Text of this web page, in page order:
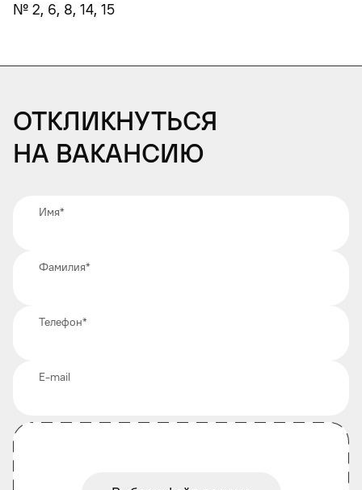
№ 2, 6, 8, 14, 15
Откликнуться
на вакансию
Имя*
Фамилия*
Телефон*
E-mail